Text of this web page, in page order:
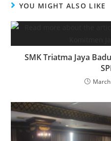
YOU MIGHT ALSO LIKE
SMK Triatma Jaya